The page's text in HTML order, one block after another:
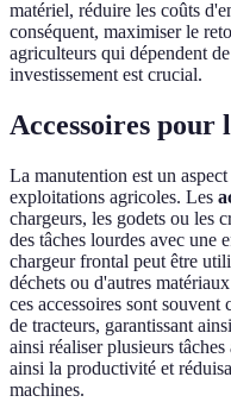
matériel, réduire les coûts
conséquent, maximiser le
agriculteurs qui dépendent
investissement est crucial.
Accessoires pour
La manutention est un
exploitations agricoles. Les
chargeurs, les godets ou les
des tâches lourdes avec une
chargeur frontal peut être
déchets ou d'autres
ces accessoires sont
de tracteurs, garantissant
ainsi réaliser plusieurs
ainsi la productivité et
machines.